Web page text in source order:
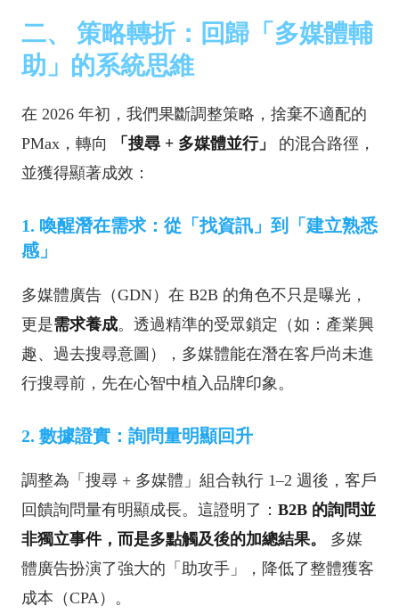
二、 策略轉折：回歸「多媒體輔
助」的系統思維
在 2026 年初，我們果斷調整策略，捨棄不適配的
PMax，轉向
「搜尋 + 多媒體並行」
的混合路徑，
並獲得顯著成效：
1. 喚醒潛在需求：從「找資訊」到「建立熟悉
感」
多媒體廣告（GDN）在 B2B 的角色不只是曝光，
更是需求養成。透過精準的受眾鎖定（如：產業興
趣、過去搜尋意圖），多媒體能在潛在客戶尚未進
行搜尋前，先在心智中植入品牌印象。
2. 數據證實：詢問量明顯回升
調整為「搜尋 + 多媒體」組合執行 1–2 週後，客戶
回饋詢問量有明顯成長。這證明了： B2B 的詢問並
非獨立事件，而是多點觸及後的加總結果。
多媒
體廣告扮演了強大的「助攻手」，降低了整體獲客
成本（CPA）。